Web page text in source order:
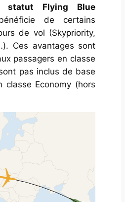
statut Flying Blue
de certains
de vol (Skypriority,
Ces avantages sont
passagers en classe
pas inclus de base
classe Economy (hors